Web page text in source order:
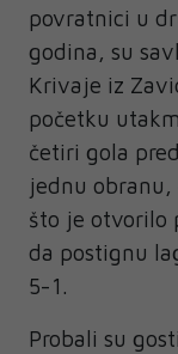
povratnici u
godina, su
Krivaje iz
početku
četiri gola
jednu
što je otvorilo
da postignu
5-1.
Probali su